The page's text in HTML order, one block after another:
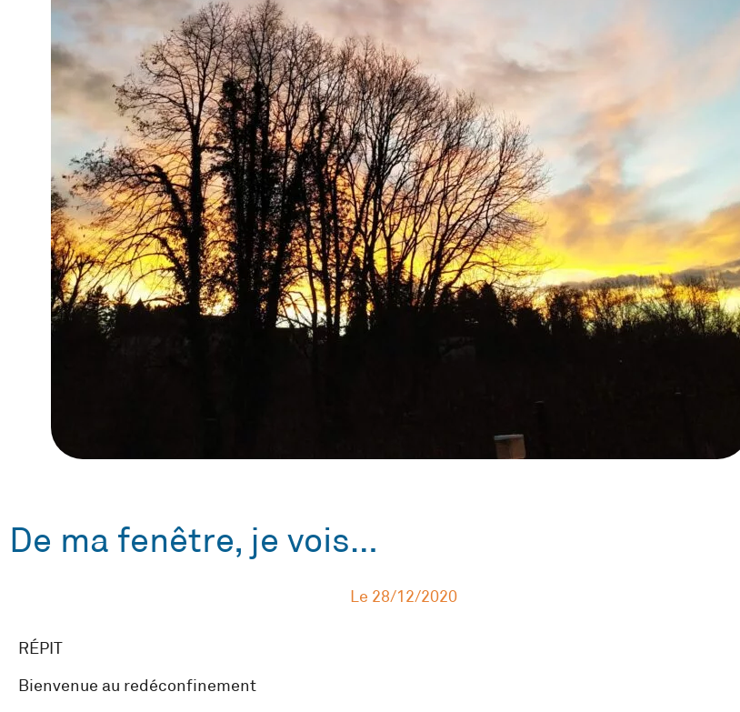
De ma fenêtre, je vois…
Le 28/12/2020
RÉPIT
Bienvenue au redéconfinement